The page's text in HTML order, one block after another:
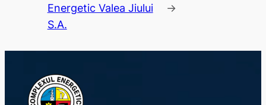
Energetic Valea Jiului
S.A.
→